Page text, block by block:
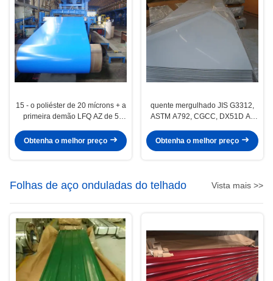
15 - o poliéster de 20 mícrons + a
primeira demão LFQ AZ de 5
de aço da cor/bobina
Obtenha o melhor preço
quente mergulhado JIS G3312,
ASTM A792, CGCC, DX51D AZ
folhas
Obtenha o melhor preço
Folhas de aço onduladas do telhado Vista mais >>